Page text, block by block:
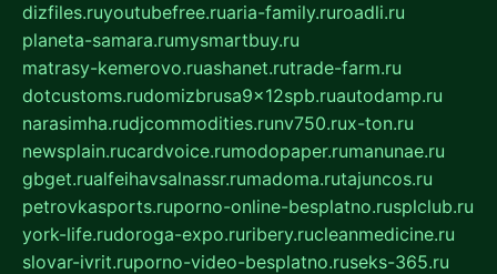
dizfiles.ruyoutubefree.ruaria-family.ruroadli.ru
planeta-samara.rumysmartbuy.ru
matrasy-kemerovo.ruashanet.rutrade-farm.ru
dotcustoms.rudomizbrusa9x12spb.ruautodamp.ru
narasimha.rudjcommodities.runv750.rux-ton.ru
newsplain.rucardvoice.rumodopaper.rumanunae.ru
gbget.rualfeihavsalnassr.rumadoma.rutajuncos.ru
petrovkasports.ruporno-online-besplatno.rusplclub.ru
york-life.rudoroga-expo.ruribery.rucleanmedicine.ru
slovar-ivrit.ruporno-video-besplatno.ruseks-365.ru